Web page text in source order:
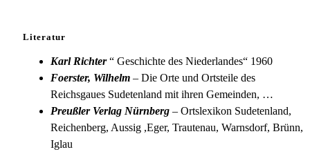
Literatur
Karl Richter“ Geschichte des Niederlandes“ 1960
Foerster, Wilhelm – Die Orte und Ortsteile des
Reichsgaues Sudetenland mit ihren Gemeinden, …
Preußler Verlag Nürnberg – Ortslexikon Sudetenland,
Reichenberg, Aussig ,Eger, Trautenau, Warnsdorf, Brünn,
Iglau